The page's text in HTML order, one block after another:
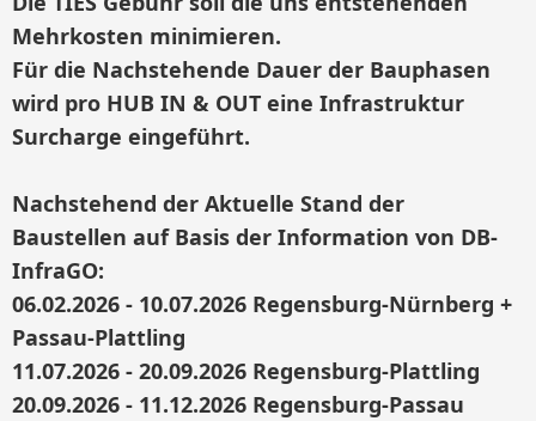
Mehrkosten minimieren.
Für die Nachstehende Dauer der Bauphasen
wird pro HUB IN & OUT eine Infrastruktur
Surcharge eingeführt.
Nachstehend der Aktuelle Stand der
Baustellen auf Basis der Information von DB-
InfraGO:
06.02.2026 - 10.07.2026 Regensburg-Nürnberg +
Passau-Plattling
11.07.2026 - 20.09.2026 Regensburg-Plattling
20.09.2026 - 11.12.2026 Regensburg-Passau